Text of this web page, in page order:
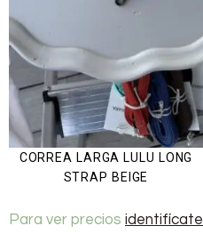
CORREA LARGA LULU LONG
STRAP BEIGE
Para ver precios identifícate